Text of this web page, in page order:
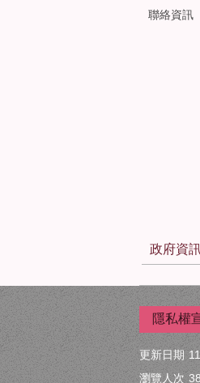
聯絡資訊
政府資
隱私權
更新日期
瀏覽人次